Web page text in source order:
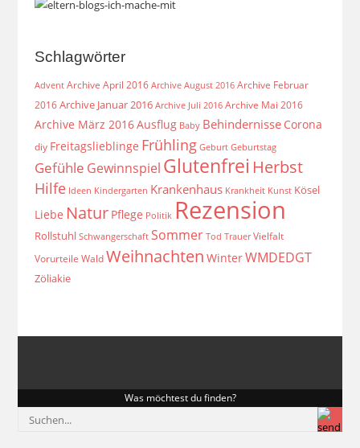
Schlagwörter
Advent Archive April 2016 Archive August 2016 Archive Februar
2016 Archive Januar 2016 Archive Juli 2016 Archive Mai 2016
Archive März 2016Ausflug Baby Behindernisse Corona
diy Freitagslieblinge Frühling Geburt Geburtstag
Gefühle Gewinnspiel Glutenfrei Herbst
Hilfe Ideen Kindergarten Krankenhaus Krankheit Kunst Kösel
Liebe Natur Pflege Politik Rezension
Rollstuhl Schwangerschaft Sommer Tod Trauer Vielfalt
Vorurteile Wald Weihnachten WinterWMDEDGT
Zöliakie
Was möchtest du finden?